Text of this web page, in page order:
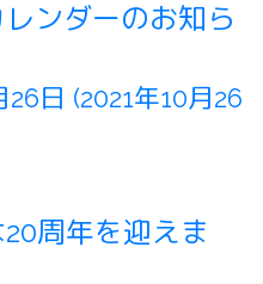
ンダーのお知ら
26日 (2021年10月26
周年を迎えま